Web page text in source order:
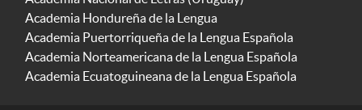
Academia Hondureña de la Lengua
Academia Puertorriqueña de la Lengua Española
Academia Norteamericana de la Lengua Española
Academia Ecuatoguineana de la Lengua Española